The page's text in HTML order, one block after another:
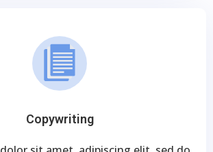
Copywriting